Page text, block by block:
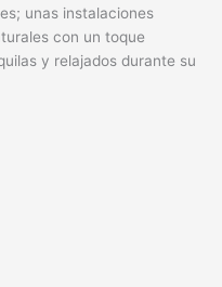
unas instalaciones
con un toque
y relajados durante su